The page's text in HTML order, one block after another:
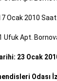
Ocak 2010
Ufuk Apt.
23 Ocak
Odası